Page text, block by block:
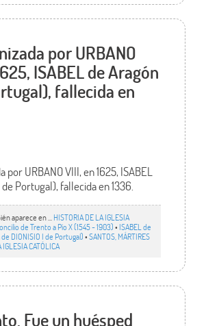
por URBANO
ISABEL de Aragón
fallecida en
por URBANO VIII, en 1625, ISABEL
Portugal), fallecida en 1336.
aparece en ... HISTORIA DE LA IGLESIA
de Trento a Pío X (1545 - 1903)• ISABEL de
DIONISIO I de Portugal)•SANTOS, MÁRTIRES
IGLESIA CATÓLICA
Fue un huésped